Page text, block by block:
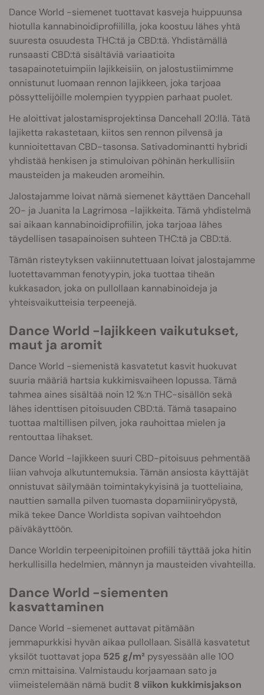
Dance World -siemenet tuottavat kasveja huippuunsa
hiotulla kannabinoidiprofiililla, joka koostuu lähes yhtä
suuresta osuudesta THC:tä ja CBD:tä. Yhdistämällä
runsaasti CBD:tä sisältäviä variaatioita
tasapainotetuimpiin lajikkeisiin, on jalostustiimimme
onnistunut luomaan rennon lajikkeen, joka tarjoaa
pössyttelijöille molempien tyyppien parhaat puolet.
He aloittivat jalostamisprojektinsa Dancehall 20:llä. Tätä
lajiketta rakastetaan, kiitos sen rennon pilvensä ja
kunnioitettavan CBD-tasonsa. Sativadominantti hybridi
yhdistää henkisen ja stimuloivan pöhinän herkullisiin
mausteiden ja makeuden aromeihin.
Jalostajamme loivat nämä siemenet käyttäen Dancehall
20- ja Juanita la Lagrimosa -lajikkeita. Tämä yhdistelmä
sai aikaan kannabinoidiprofiilin, joka tarjoaa lähes
täydellisen tasapainoisen suhteen THC:tä ja CBD:tä.
Tämän risteytyksen vakiinnutettuaan loivat jalostajamme
luotettavamman fenotyypin, joka tuottaa tiheän
kukkasadon, joka on pullollaan kannabinoideja ja
yhteisvaikutteisia terpeenejä.
Dance World -lajikkeen vaikutukset,
maut ja aromit
Dance World -siemenistä kasvatetut kasvit huokuvat
suuria määriä hartsia kukkimisvaiheen lopussa. Tämä
tahmea aines sisältää noin 12 %:n THC-sisällön sekä
lähes identtisen pitoisuuden CBD:tä. Tämä tasapaino
tuottaa maltillisen pilven, joka rauhoittaa mielen ja
rentouttaa lihakset.
Dance World -lajikkeen suuri CBD-pitoisuus pehmentää
liian vahvoja alkutuntemuksia. Tämän ansiosta käyttäjät
onnistuvat säilymään toimintakykyisinä ja tuotteliaina,
nauttien samalla pilven tuomasta dopamiiniryöpystä,
mikä tekee Dance Worldista sopivan vaihtoehdon
päiväkäyttöön.
Dance Worldin terpeenipitoinen profiili täyttää joka hitin
herkullisilla hedelmien, männyn ja mausteiden vivahteilla.
Dance World -siementen
kasvattaminen
Dance World -siemenet auttavat pitämään
jemmapurkkisi hyvän aikaa pullollaan. Sisällä kasvatetut
yksilöt tuottavat jopa 525 g/m² pysyessään alle 100
cm:n mittaisina. Valmistaudu korjaamaan sato ja
viimeistelemään nämä budit 8 viikon kukkimisjakson